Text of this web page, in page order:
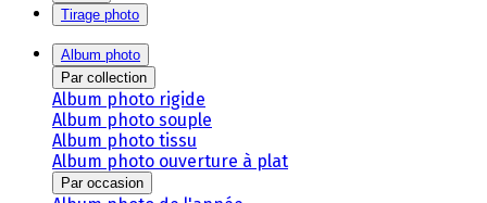
Tirage photo
Album photo
Par collection
Album photo rigide
Album photo souple
Album photo tissu
Album photo ouverture à plat
Par occasion